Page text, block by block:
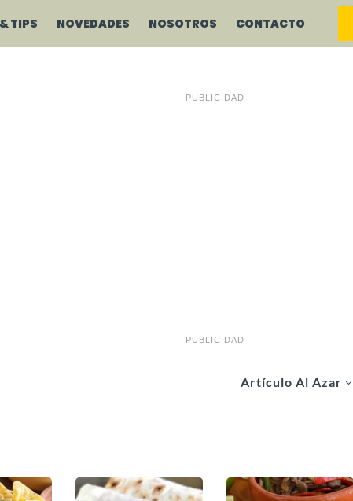
TIPS NOVEDADES NOSOTROS CONTACTO
PUBLICIDAD
PUBLICIDAD
Artículo Al Azar